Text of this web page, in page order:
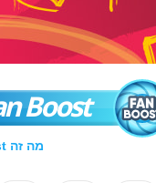
Boost
מה זה FanBoost?